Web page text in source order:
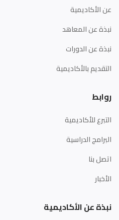
عن الأكاديمية
نبذة عن المعاهد
نبذة عن الدورات
التقديم بالأكاديمية
روابط
التبرع للأكاديمية
البرامج الدراسية
اتصل بنا
الأخبار
نبذة عن الأكاديمية